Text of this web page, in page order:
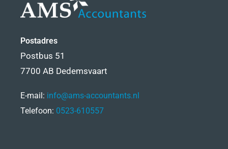
Postadres
Postbus 51
7700 AB Dedemsvaart
E-mail: info@ams-accountants.nl
Telefoon: 0523-610557